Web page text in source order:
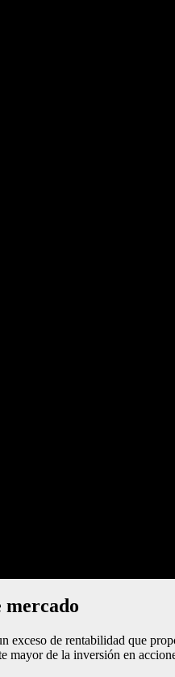
mercado
exceso de rentabilidad que
mayor de la inversión en